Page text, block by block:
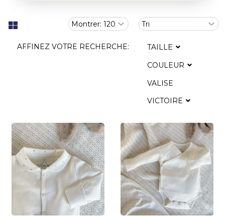
AFFINEZ VOTRE RECHERCHE:
TAILLE
COULEUR
VALISE
VICTOIRE